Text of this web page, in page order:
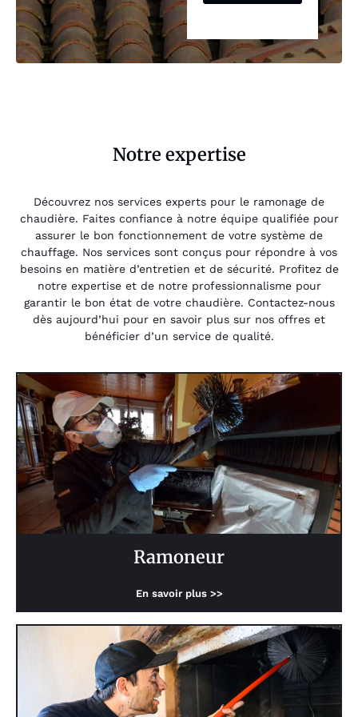
Notre expertise
Découvrez nos services experts pour le ramonage de
chaudière. Faites confiance à notre équipe qualifiée pour
assurer le bon fonctionnement de votre système de
chauffage. Nos services sont conçus pour répondre à vos
besoins en matière d’entretien et de sécurité. Profitez de
notre expertise et de notre professionnalisme pour
garantir le bon état de votre chaudière. Contactez-nous
dès aujourd’hui pour en savoir plus sur nos offres et
bénéficier d’un service de qualité.
Ramoneur
En savoir plus >>